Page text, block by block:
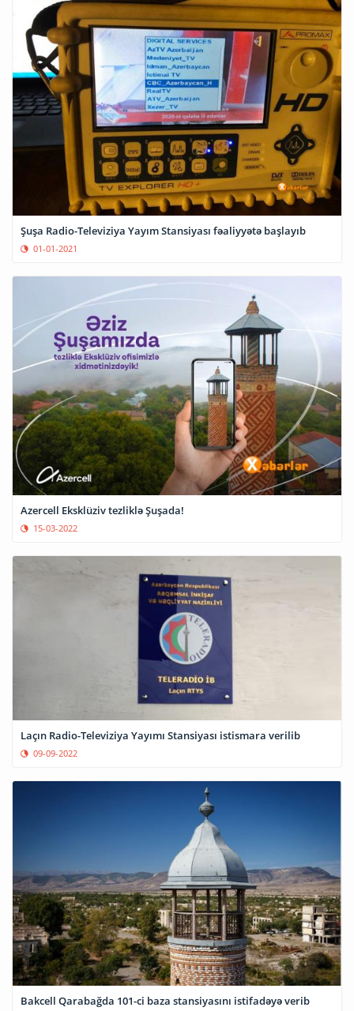
Şuşa Radio-Televiziya Yayım Stansiyası fəaliyyətə başlayıb
01-01-2021
Azercell Eksklüziv tezliklə Şuşada!
15-03-2022
Laçın Radio-Televiziya Yayımı Stansiyası istismara verilib
09-09-2022
Bakcell Qarabağda 101-ci baza stansiyasını istifadəyə verib